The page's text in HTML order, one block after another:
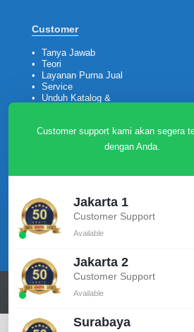
Customer
•
Tanya Jawab
•
Teori
•
Layanan Purna Jual
•
Service
•
Unduh Katalog &
PT Bumi Teknik Utama © 2026.
Customer support kami akan segera
dengan Anda.
Jakarta 1
Customer Support
Available
Jakarta 2
Customer Support
Available
Surabaya